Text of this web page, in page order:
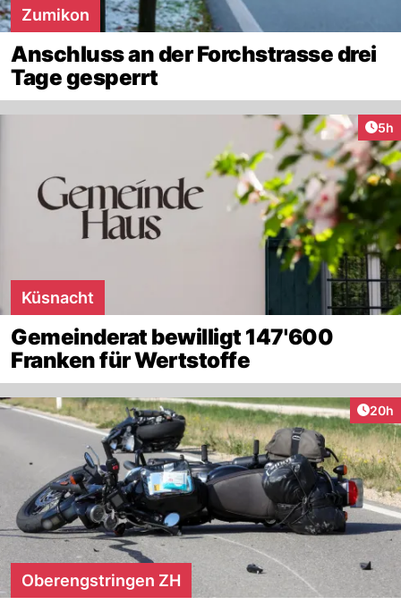
Zumikon
Anschluss an der Forchstrasse drei
Tage gesperrt
5h
Küsnacht
Gemeinderat bewilligt 147'600
Franken für Wertstoffe
20h
Oberengstringen ZH